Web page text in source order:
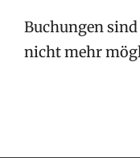
Buchungen
nicht mehr